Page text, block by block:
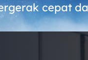
cepat